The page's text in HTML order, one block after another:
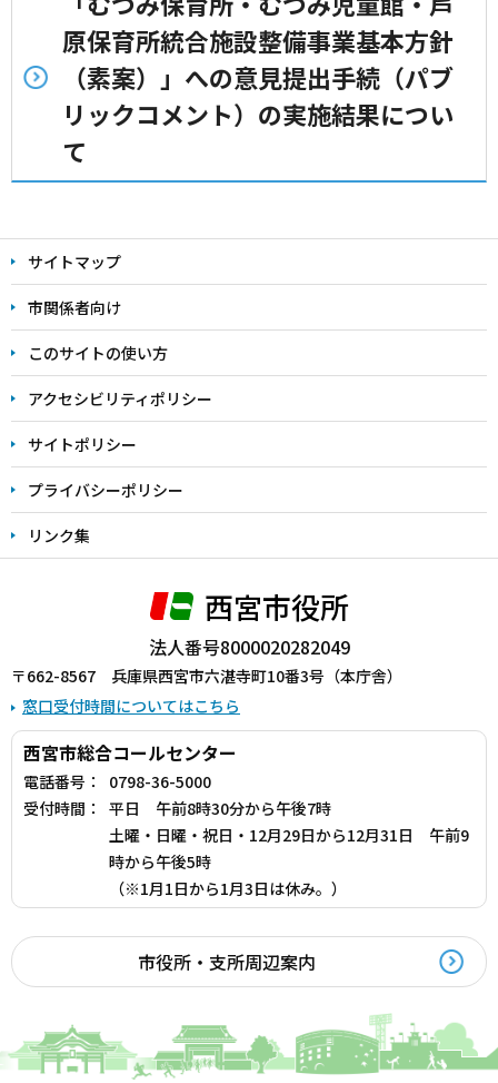
原保育所統合施設整備事業基本方針
（素案）」への意見提出手続（パブ
リックコメント）の実施結果につい
て
文
こ
こ
ま
で
サイトマップ
市関係者向け
このサイトの使い方
アクセシビリティポリシー
サイトポリシー
プライバシーポリシー
リンク集
西宮市役所
法人番号8000020282049
〒662-8567 兵庫県西宮市六湛寺町10番3号（本庁舎）
窓口受付時間についてはこちら
西宮市総合コールセンター
電話番号：
0798-36-5000
受付時間：
平日 午前8時30分から午後7時
土曜・日曜・祝日・12月29日から12月31日 午前9
時から午後5時
（※1月1日から1月3日は休み。）
市役所・支所周辺案内